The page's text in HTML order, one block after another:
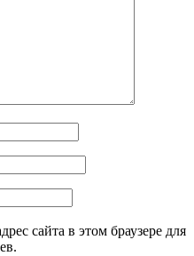
сайта в этом браузере для